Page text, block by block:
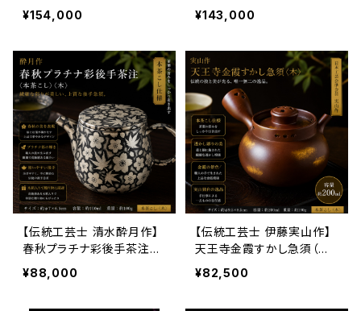
こし・木箱入）230ml｜常滑
焼 日本製 高級手作り急須
¥154,000
（セラメッシュ・木箱入）140
ml｜常滑焼 日本製 高級手
¥143,000
【伝統工芸士 清水酔月作】
春秋プラチナ彩後手茶注
（本茶こし・木箱入）100ml
｜万古焼 日本製 高級急須
¥88,000
【伝統工芸士 伊藤実山作】
天王寺金霞すかし急須（本
茶こし・木箱入）200ml｜万
古焼 高級手作り急須 日本
¥82,500